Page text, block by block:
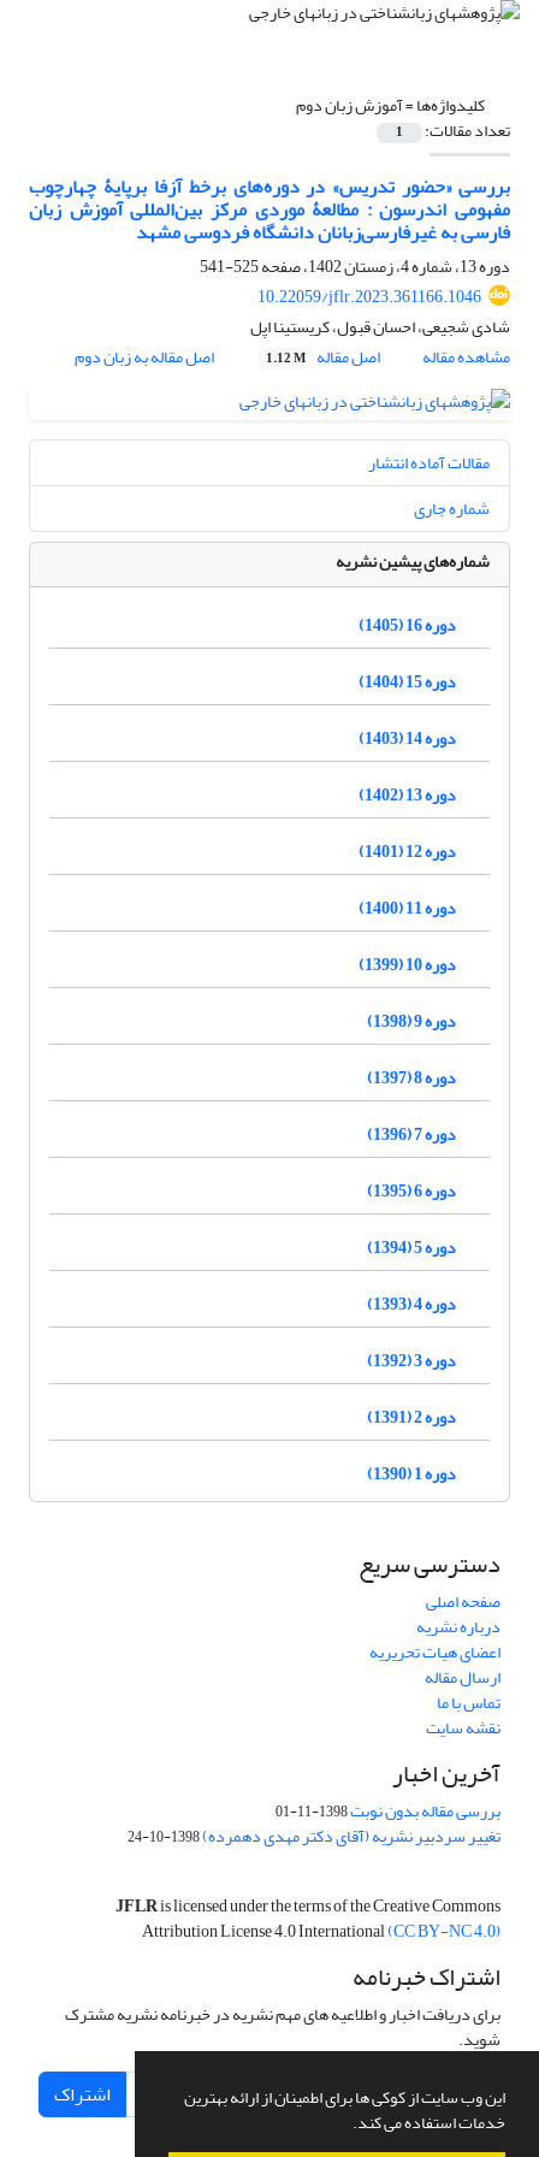
این وب سایت از کوکی ها برای اطمینان از ارائه بهترین
خدمات استفاده می کند.
کلیدواژه‌ها =آموزش زبان دوم
تعداد مقالات: 1
بررسی «حضور تدریس» در دوره‌های برخط آزفا برپایۀ چهارچوب
مفهومی اندرسون : مطالعۀ موردی مرکز بین‌المللی آموزش زبان
فارسی به غیرفارسی‌زبانان دانشگاه فردوسی مشهد
دوره 13، شماره 4، زمستان 1402، صفحه
525-541
10.22059/jflr.2023.361166.1046
شادی شجیعی، احسان قبول، کریستینا اپل
مشاهده مقاله
اصل مقاله 1.12 M اصل مقاله به زبان دوم
مقالات آماده انتشار
شماره جاری
شماره‌های پیشین نشریه
دوره 16 (1405)
دوره 15 (1404)
دوره 14 (1403)
دوره 13 (1402)
دوره 12 (1401)
دوره 11 (1400)
دوره 10 (1399)
دوره 9 (1398)
دوره 8 (1397)
دوره 7 (1396)
دوره 6 (1395)
دوره 5 (1394)
دوره 4 (1393)
دوره 3 (1392)
دوره 2 (1391)
دوره 1 (1390)
دسترسی سریع
صفحه اصلی
درباره نشریه
اعضای هیات تحریریه
ارسال مقاله
تماس با ما
نقشه سایت
آخرین اخبار
بررسی مقاله بدون نوبت1398-11-01
تغییر سردبیر نشریه (آقای دکتر مهدی دهمرده)1398-10-24
JFLRis licensed under the terms of the Creative Commons
Attribution License 4.0 International(CC BY-NC 4.0)
اشتراک خبرنامه
برای دریافت اخبار و اطلاعیه های مهم نشریه در خبرنامه نشریه مشترک
شوید.
اشتراک